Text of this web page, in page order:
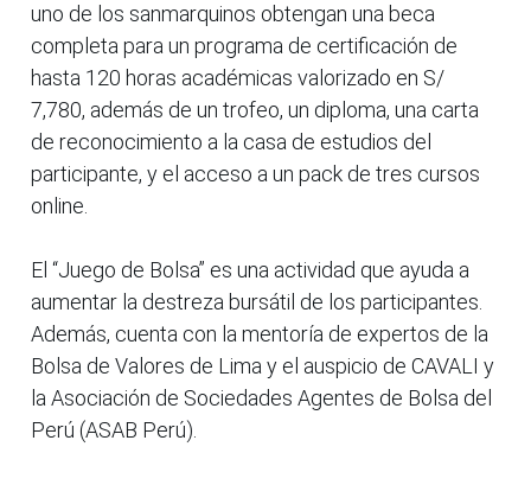
uno de los sanmarquinos obtengan una beca
completa para un programa de certificación de
hasta 120 horas académicas valorizado en S/
7,780, además de un trofeo, un diploma, una carta
de reconocimiento a la casa de estudios del
participante, y el acceso a un pack de tres cursos
online.
El “Juego de Bolsa” es una actividad que ayuda a
aumentar la destreza bursátil de los participantes.
Además, cuenta con la mentoría de expertos de la
Bolsa de Valores de Lima y el auspicio de CAVALI y
la Asociación de Sociedades Agentes de Bolsa del
Perú (ASAB Perú).